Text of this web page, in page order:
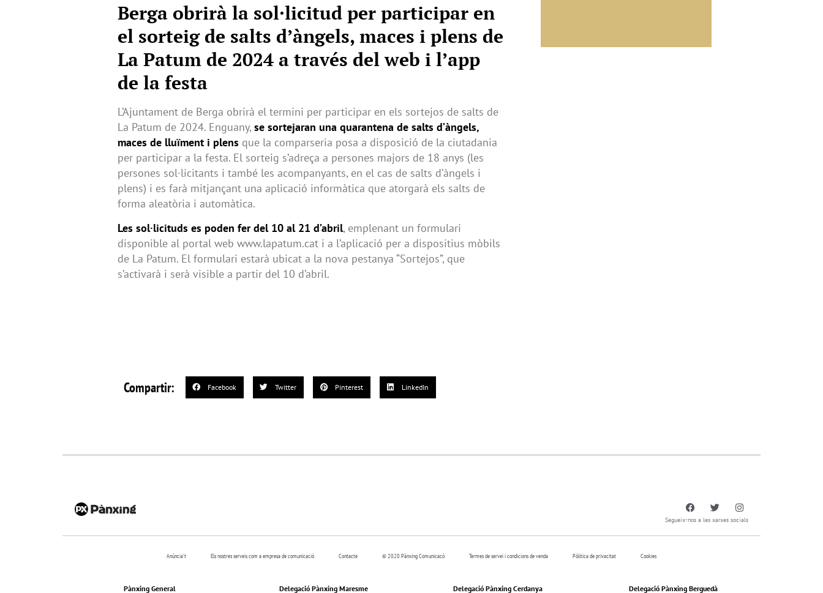
Berga obrirà la sol·licitud per participar en
el sorteig de salts d’àngels, maces i plens de
La Patum de 2024 a través del web i l’app
de la festa
L’Ajuntament de Berga obrirà el termini per participar en els sortejos de salts de
La Patum de 2024. Enguany, se sortejaran una quarantena de salts d’àngels,
maces de lluïment i plens que la comparseria posa a disposició de la ciutadania
per participar a la festa. El sorteig s’adreça a persones majors de 18 anys (les
persones sol·licitants i també les acompanyants, en el cas de salts d’àngels i
plens) i es farà mitjançant una aplicació informàtica que atorgarà els salts de
forma aleatòria i automàtica.
Les sol·licituds es poden fer del 10 al 21 d’abril, emplenant un formulari
disponible al portal web www.lapatum.cat i a l’aplicació per a dispositius mòbils
de La Patum. El formulari estarà ubicat a la nova pestanya “Sortejos”, que
s’activarà i serà visible a partir del 10 d’abril.
Compartir: Facebook Twitter Pinterest LinkedIn
Segueix-nos a les xarxes socials
Anúncia’t Els nostres serveis com a empresa de comunicació Contacte © 2020 Pànxing Comunicacó Termes de servei i condicions de venda Pólitica de privacitat Cookies
Pànxing General Delegació Pànxing Maresme Delegació Pànxing Cerdanya Delegació Pànxing Berguedà